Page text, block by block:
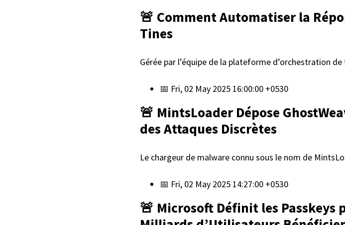
🚨 Comment Automatiser la
Tines
Gérée par l’équipe de la plateforme d’orchestration
📅 Fri, 02 May 2025 16:00:00 +0530
🚨 MintsLoader Dépose
des Attaques Discrètes
Le chargeur de malware connu sous le nom de
📅 Fri, 02 May 2025 14:27:00 +0530
🚨 Microsoft Définit les Passkeys